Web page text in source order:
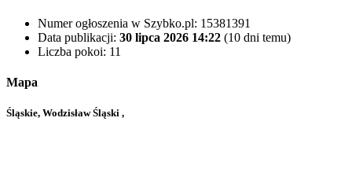
Numer ogłoszenia w Szybko.pl: 15381391
Data publikacji: 30 lipca 2026 14:22 (10 dni temu)
Liczba pokoi: 11
Mapa
Śląskie, Wodzisław Śląski ,